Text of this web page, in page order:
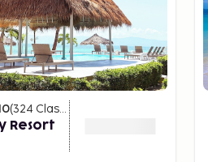
(324 Classificações
Resort